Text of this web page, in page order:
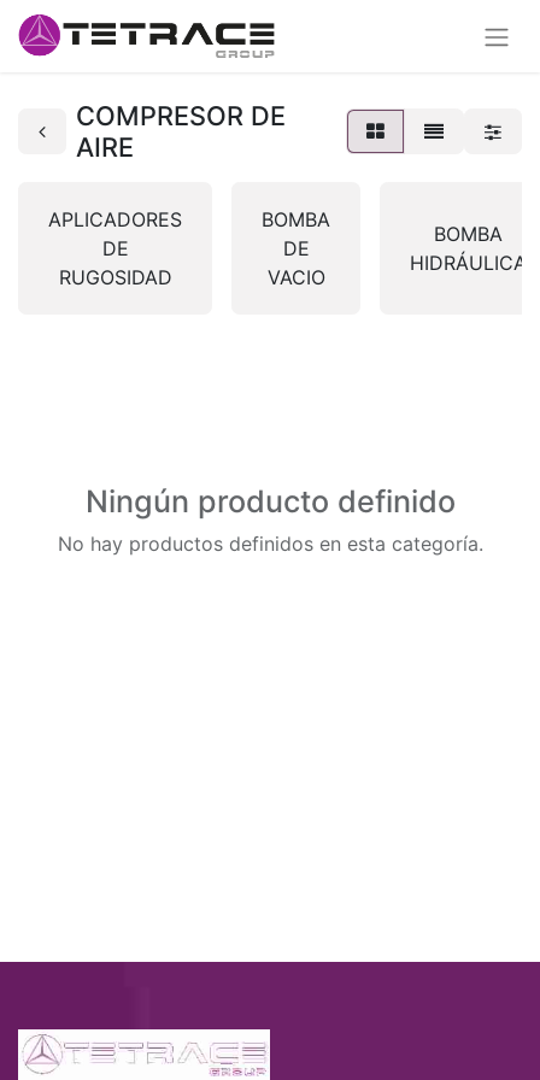
COMPRESOR DE
AIRE
APLICADORES
DE
RUGOSIDAD
BOMBA
DE
VACIO
BOMBA
HIDRÁULICA
Ningún producto definido
No hay productos definidos en esta categoría.